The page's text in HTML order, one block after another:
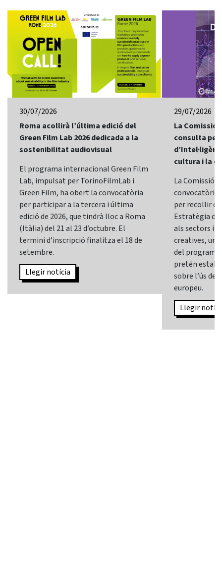
30/07/2026
Roma acollirà l’última edició del
Green Film Lab 2026 dedicada a la
sostenibilitat audiovisual
El programa internacional Green Film
Lab, impulsat per TorinoFilmLab i
Green Film, ha obert la convocatòria
per participar a la tercera i última
edició de 2026, que tindrà lloc a Roma
(Itàlia) del 21 al 23 d’octubre. El
termini d’inscripció finalitza el 18 de
setembre.
Llegir notícia
29/07/2026
La Comissió
consulta
cultura i la
La Comissió
convocatòria
per recollir
Estratègia
als sectors i
creatives,
del programa
pretén
sobre l’ús de
europeu.
Llegir